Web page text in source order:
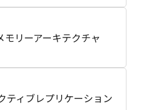
モリーアーキテクチャ
ティブレプリケーション